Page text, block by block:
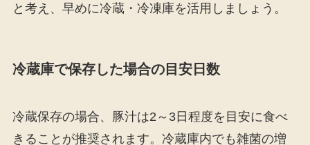
と考え、早めに冷蔵・冷凍庫を活用しましょう。
冷蔵庫で保存した場合の目安日数
冷蔵保存の場合、豚汁は2～3日程度を目安に食べ
きることが推奨されます。冷蔵庫内でも雑菌の増